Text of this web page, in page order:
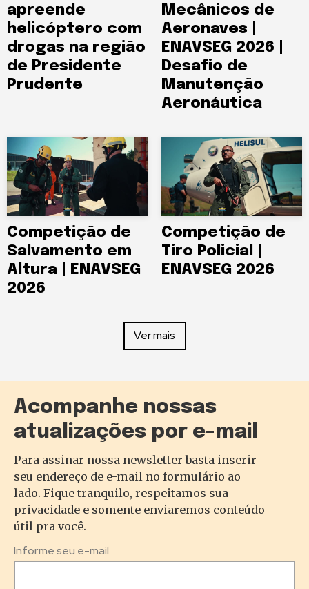
apreende
helicóptero com
drogas na região
de Presidente
Prudente
Mecânicos de
Aeronaves |
ENAVSEG 2026 |
Desafio de
Manutenção
Aeronáutica
Competição de
Salvamento em
Altura | ENAVSEG
2026
Competição de
Tiro Policial |
ENAVSEG 2026
Ver mais
Acompanhe nossas
atualizações por e-mail
Para assinar nossa newsletter basta inserir
seu endereço de e-mail no formulário ao
lado. Fique tranquilo, respeitamos sua
privacidade e somente enviaremos conteúdo
útil pra você.
Informe seu e-mail